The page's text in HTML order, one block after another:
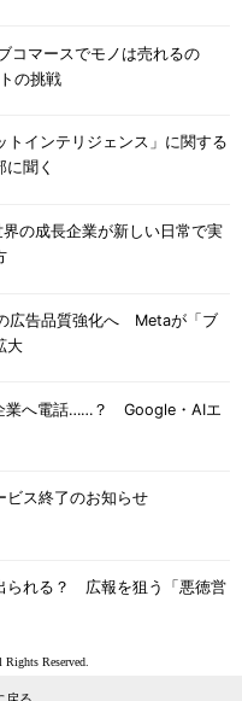
コマースでモノは売れるの
の挑戦
トインテリジェンス」に関する
に聞く
の成長企業が新しい日常で実
広告品質強化へ Metaが「ブ
大
業へ電話……？ Google・AIエ
ビス終了のお知らせ
られる？ 広報を狙う「悪徳営
Reserved.